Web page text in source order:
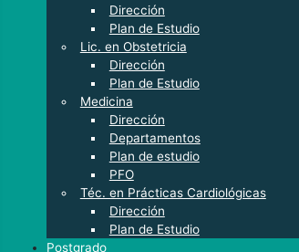
Dirección
Plan de Estudio
Lic. en Obstetricia
Dirección
Plan de Estudio
Medicina
Dirección
Departamentos
Plan de estudio
PFO
Téc. en Prácticas Cardiológicas
Dirección
Plan de Estudio
Postgrado